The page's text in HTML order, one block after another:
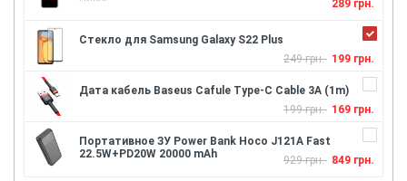
289 грн.
Стекло для Samsung Galaxy S22 Plus
249 грн. 199 грн.
Дата кабель Baseus Cafule Type-C Cable 3A (1m)
199 грн. 169 грн.
Портативное ЗУ Power Bank Hoco J121A Fast
22.5W+PD20W 20000 mAh
929 грн. 849 грн.